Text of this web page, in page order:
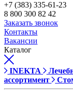
+7 (383) 335-61-23
8 800 300 82 42
Заказать звонок
Контакты
Вакансии
Каталог
INEKTA
ассортимент